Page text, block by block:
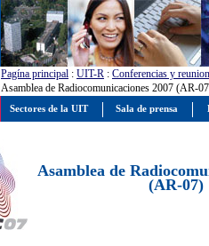
Pagína principal : UIT-R : Conferencias y
Asamblea de Radiocomunicaciones 2007 (AR-
Asamblea de
(AR-07)
Sectores de la UIT Sala de prensa